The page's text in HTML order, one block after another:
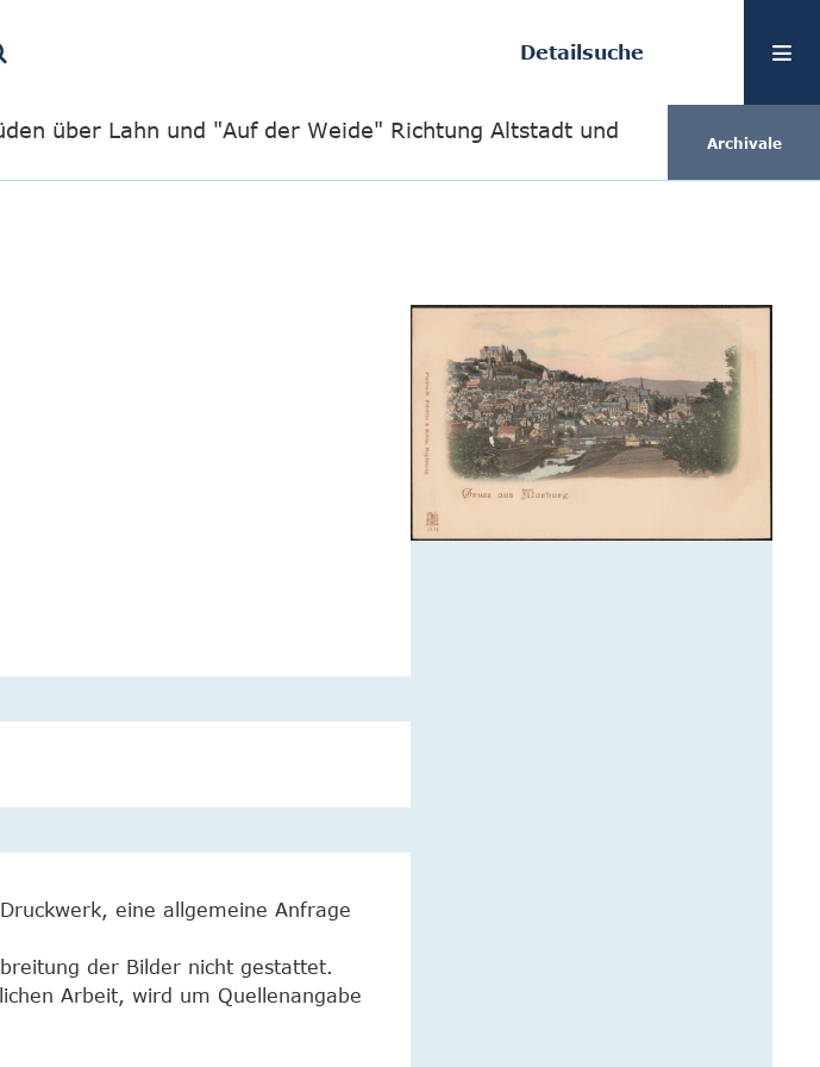
Detailsuche
über Lahn und "Auf der Weide" Richtung Altstadt und
Archivale
eine allgemeine Anfrage
der Bilder nicht gestattet.
Arbeit, wird um Quellenangabe